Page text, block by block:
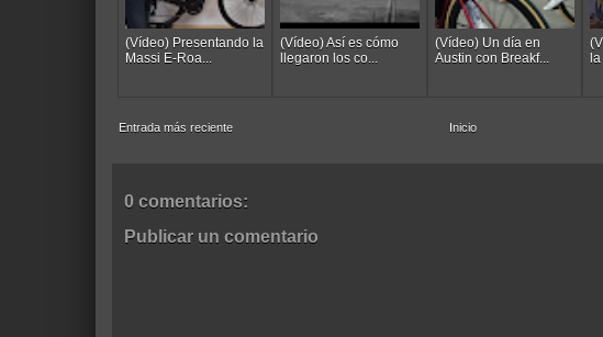
(Vídeo) Presentando la
Massi E-Roa...
(Vídeo) Así es cómo
llegaron los co...
(Vídeo) Un día en
Austin con Breakf...
la
Entrada más reciente Inicio
0 comentarios:
Publicar un comentario